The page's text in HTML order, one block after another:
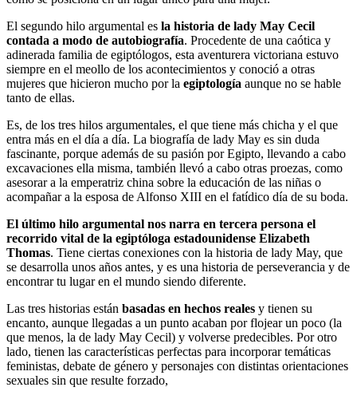
El segundo hilo argumental es la historia de lady May Cecil
contada a modo de autobiografía. Procedente de una caótica y
adinerada familia de egiptólogos, esta aventurera victoriana estuvo
siempre en el meollo de los acontecimientos y conoció a otras
mujeres que hicieron mucho por la egiptología aunque no se hable
tanto de ellas.
Es, de los tres hilos argumentales, el que tiene más chicha y el que
entra más en el día a día. La biografía de lady May es sin duda
fascinante, porque además de su pasión por Egipto, llevando a cabo
excavaciones ella misma, también llevó a cabo otras proezas, como
asesorar a la emperatriz china sobre la educación de las niñas o
acompañar a la esposa de Alfonso XIII en el fatídico día de su boda.
El último hilo argumental nos narra en tercera persona el
recorrido vital de la egiptóloga estadounidense Elizabeth
Thomas. Tiene ciertas conexiones con la historia de lady May, que
se desarrolla unos años antes, y es una historia de perseverancia y de
encontrar tu lugar en el mundo siendo diferente.
Las tres historias están basadas en hechos reales y tienen su
encanto, aunque llegadas a un punto acaban por flojear un poco (la
que menos, la de lady May Cecil) y volverse predecibles. Por otro
lado, tienen las características perfectas para incorporar temáticas
feministas, debate de género y personajes con distintas orientaciones
sexuales sin que resulte forzado,